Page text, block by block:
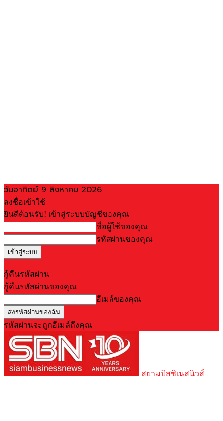
วันอาทิตย์ 9 สิงหาคม 2026
ลงชื่อเข้าใช้
ยินดีต้อนรับ! เข้าสู่ระบบบัญชีของคุณ
ชื่อผู้ใช้ของคุณ
รหัสผ่านของคุณ
กู้คืนรหัสผ่าน
กู้คืนรหัสผ่านของคุณ
อีเมล์ของคุณ
รหัสผ่านจะถูกอีเมล์ถึงคุณ
สยามบิสซิเนสนิวส์